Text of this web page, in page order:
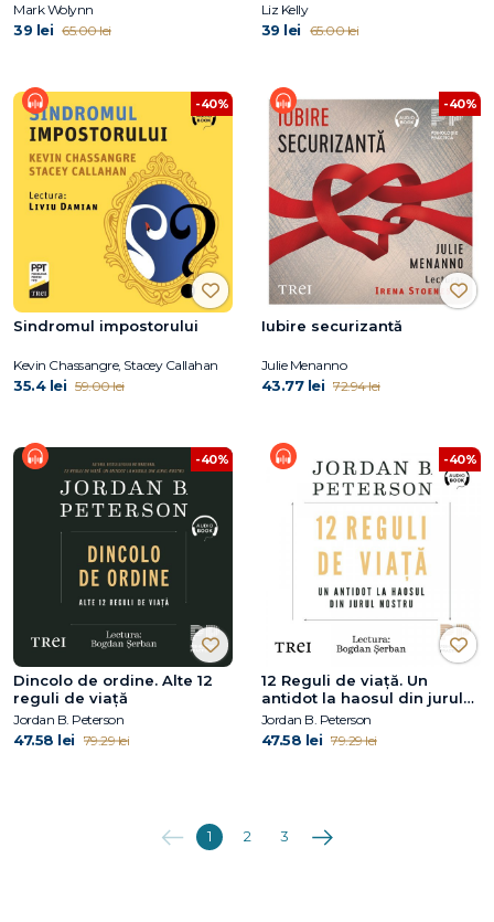
Mark Wolynn
39 lei 65.00 lei
Liz Kelly
39 lei 65.00 lei
-40%
Sindromul impostorului
Kevin Chassangre, Stacey Callahan
35.4 lei 59.00 lei
-40%
Iubire securizantă
Julie Menanno
43.77 lei 72.94 lei
-40%
Dincolo de ordine. Alte 12
reguli de viață
Jordan B. Peterson
47.58 lei 79.29 lei
-40%
12 Reguli de viață. Un
antidot la haosul din jurul
nostru
Jordan B. Peterson
47.58 lei 79.29 lei
Anterioara
1 2 3 Următoarea